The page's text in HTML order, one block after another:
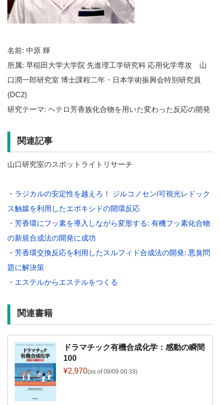
名前: 中原 輝
所属: 早稲田大学大学院 先進理工学研究科 応用化学専攻 山
口潤一郎研究室 博士課程二年・日本学術振興会特別研究員
(DC2)
研究テーマ: ヘテロ芳香族化合物を用いた変わった反応の開発
関連記事
山口研究室のスポットライトリサーチ
・ ラジカルの安定性を越えろ！ ジルコノセン/可視光レドック
ス触媒を利用したエポキシドの開環反応
・ 芳香環にフッ素を導入しながら変形する: 有機フッ素化合物
の新規合成法の開発に成功
・ 芳香環交換反応を利用したスルフィド合成法の開発: 悪臭問
題に解決策
・ エステルからエステルをつくる
関連書籍
ドラマチック有機合成化学：感動の瞬間
100
¥2,970(as of 08/09 00:33)